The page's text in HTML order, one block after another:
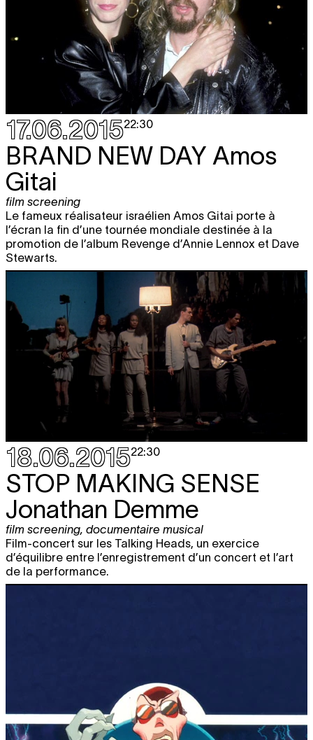
17.06.201522:30
BRAND NEW DAY Amos
Gitai
film screening
Le fameux réalisateur israélien Amos Gitai porte à
l’écran la fin d’une tournée mondiale destinée à la
promotion de l’album Revenge d’Annie Lennox et Dave
Stewarts.
18.06.201522:30
STOP MAKING SENSE
Jonathan Demme
film screening documentaire musical
Film-concert sur les Talking Heads, un exercice
d’équilibre entre l’enregistrement d’un concert et l’art
de la performance.